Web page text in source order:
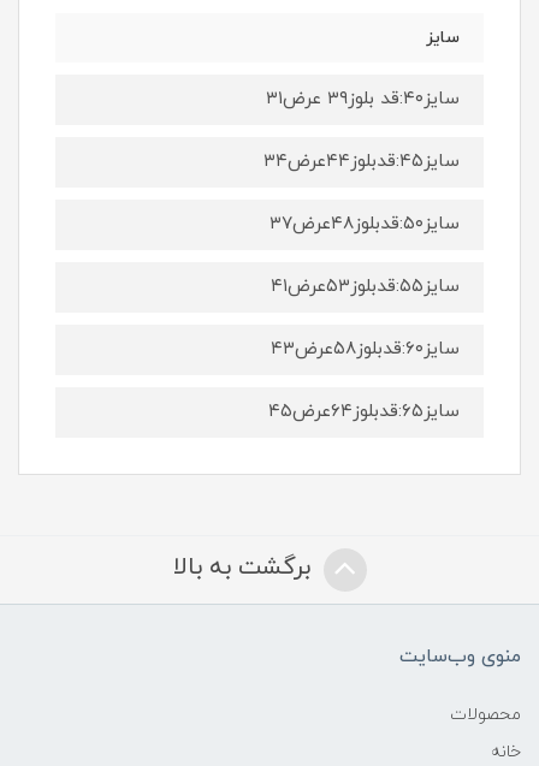
سایز
سایز۴۰:قد بلوز۳۹ عرض۳۱
سایز۴۵:قدبلوز۴۴عرض۳۴
سایز۵۰:قدبلوز۴۸عرض۳۷
سایز۵۵:قدبلوز۵۳عرض۴۱
سایز۶۰:قدبلوز۵۸عرض۴۳
سایز۶۵:قدبلوز۶۴عرض۴۵
برگشت به بالا
منوی وب‌سایت
محصولات
خانه